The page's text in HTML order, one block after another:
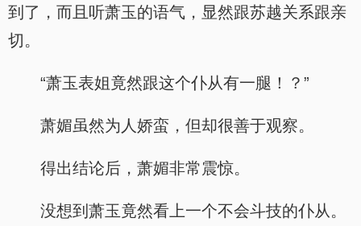
到了，而且听萧玉的语气，显然跟苏越关系跟亲
切。
“萧玉表姐竟然跟这个仆从有一腿！？”
萧媚虽然为人娇蛮，但却很善于观察。
得出结论后，萧媚非常震惊。
没想到萧玉竟然看上一个不会斗技的仆从。